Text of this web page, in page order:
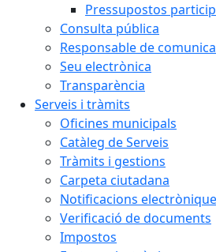
Pressupostos
Consulta pública
Responsable de
Seu electrònica
Transparència
Serveis i tràmits
Oficines municipals
Catàleg de Serveis
Tràmits i gestions
Carpeta ciutadana
Notificacions
Verificació de documents
Impostos